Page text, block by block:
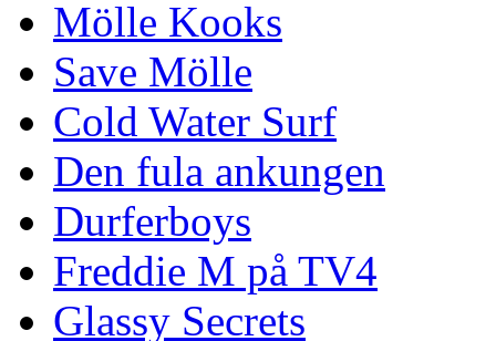
Mölle Kooks
Save Mölle
Cold Water Surf
Den fula ankungen
Durferboys
Freddie M på TV4
Glassy Secrets